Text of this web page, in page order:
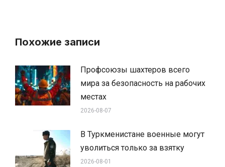
Похожие записи
Профсоюзы шахтеров всего
мира за безопасность на рабочих
местах
2026-08-07
В Туркменистане военные могут
уволиться только за взятку
2026-08-01